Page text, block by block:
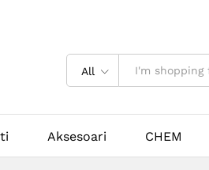
All
Aksesoari CHEM